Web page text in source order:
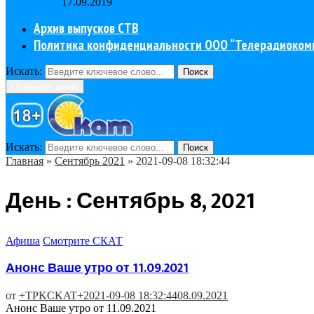
Архив выпусков СТВ
Политика конфиденциальности ООО
Искать:
Поиск
Искать: Поиск
Главная » Сентябрь 2021 » 2021-09-08 18:32:44
День : Сентябрь 8, 2021
Афиша Смотрите СКАТ
Анонс Ваше утро от 11.09.2021
от +TPKCKAT+2021-09-08 18:32:4408.09.2021
Анонс Ваше утро от 11.09.2021